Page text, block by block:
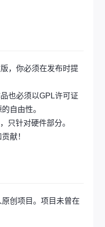
，你必须在发布时提
也必须以GPL许可证
自由性。
只针对硬件部分。
献！
创项目。项目未曾在